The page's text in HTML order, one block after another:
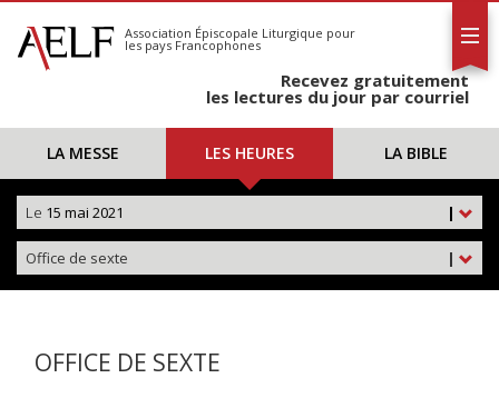
S'abonner
Calendrier
Association Épiscopale Liturgique pour
les pays Francophones
Recevez gratuitement
les lectures du jour par courriel
LA MESSE LES HEURES LA BIBLE
|
Le 15 mai 2021
|
Office de sexte
OFFICE DE SEXTE